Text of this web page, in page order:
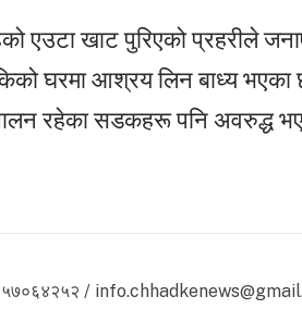
एउटा खाट पुरिएको प्रहरीले
घरमा आश्रय लिन बाध्य भएका
रहेका सडकहरू पनि अवरुद्ध
/